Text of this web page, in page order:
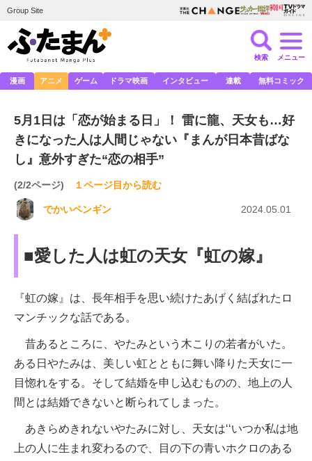
Group Site
検索 メニュー
漫画 アニメ ゲーム ドラマ映画 インタビュー 連載 無料コミック
5月1日は「恋が始まる日」！ 雷に龍、天女も…好
きになった人は人間じゃない『まんが日本昔ばな
し』意外すぎた“恋の相手”
(2/2ページ) １ページ目から読む
でかいペンギン 2024.05.01
■愛した人は虹の天女『虹の嫁』
『虹の嫁』は、長年相手を思い続けたあげく結ばれたロ
マンチックな話である。
昔あるところに、やたみという木こりの若者がいた。
ある日やたみは、美しい虹とともに舞い降りた天女に一
目惚れをする。そして結婚を申し込むものの、地上の人
間とは結婚できないと断られてしまった。
あきらめきれないやたみに対し、天女は‘‘いつか私は地
上の人に生まれ変わるので、目の下の青いホクロのある